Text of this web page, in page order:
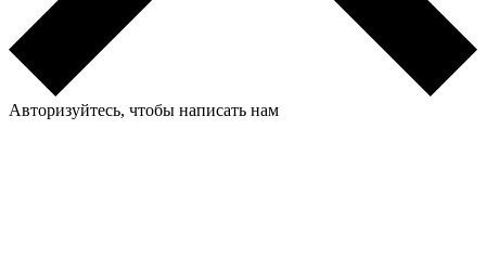
Авторизуйтесь, чтобы написать нам